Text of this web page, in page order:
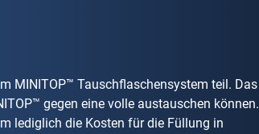
MINITOP™ Tauschflaschensystem teil. Das
gegen eine volle austauschen können.
lediglich die Kosten für die Füllung in